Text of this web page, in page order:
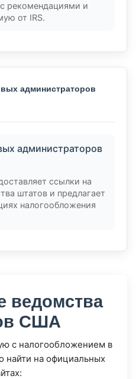
рекомендациями и
от IRS.
администраторов
администраторов
ссылки на
штатов и предлагает
налогообложения
ведомства
США
с налогообложением в
найти на официальных